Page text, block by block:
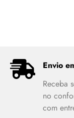
Envio
Receba
no
com